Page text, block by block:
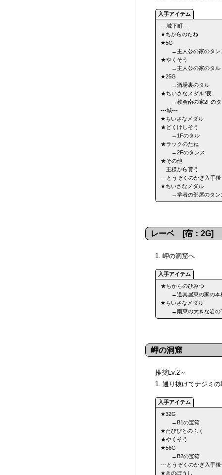
---城下町---
★ちからのたね
★5G
→主人公の家のタン
★やくそう
→主人公の家のタル
★25G
→酒場裏のタル
★ちいさなメダル*夜
→教会南の家2Fのタ
---城---
★ちいさなメダル
★どくけしそう
→1Fのタル
★ラックのたね
→2Fのタンス
★その他
王様から貰う
---とうぞくのかぎ入手
★ちいさなメダル
→学者の部屋のタン
レーベ [宿：2G]
1. 岬の洞窟へ
★ちからのひみつ
→道具屋東の家の本
★ちいさなメダル
→南東の大きな岩の
岬の洞窟
推奨Lv.2～
1. 通り抜けてナジミの
★32G
→B1の宝箱
★たびびとのふく
★やくそう
★56G
→B2の宝箱
---とうぞくのかぎ入手
★きのぼうし